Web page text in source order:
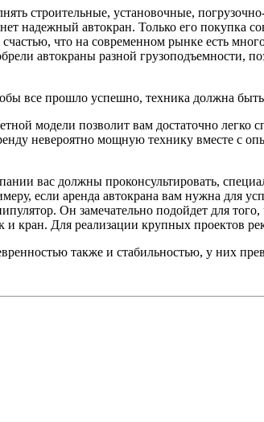
строительные, установочные,
надежный автокран. Только его покупка
что на современном рынке есть
автокраны разной грузоподъемности,
все прошло успешно, техника должна
модели позволит вам достаточно
невероятно мощную технику вместе с
вас должны проконсультировать,
если аренда автокрана вам нужна для
Он замечательно подойдет для
кран. Для реализации крупных проектов
также и стабильностью, у них